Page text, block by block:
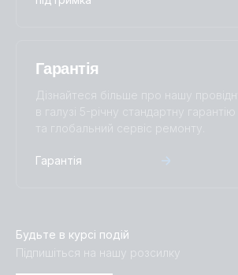
Гарантія
Дізнайтеся більше про нашу провідну
в галузі 5-річну стандартну гарантію
та глобальний сервіс ремонту.
Гарантія
Будьте в курсі подій
Підпишіться на нашу розсилку